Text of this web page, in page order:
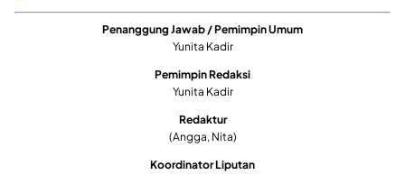
Penanggung Jawab / Pemimpin Umum
Yunita Kadir
Pemimpin Redaksi
Yunita Kadir
Redaktur
(Angga, Nita)
Koordinator Liputan